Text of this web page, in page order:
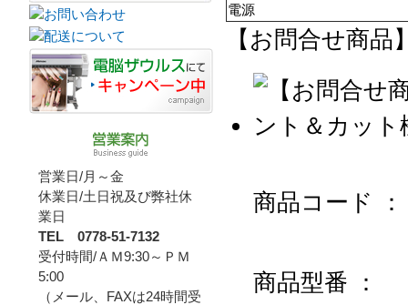
電源
【お問合せ商
商品コード ：
商品型番 ：
営業日/月～金
休業日/土日祝及び弊社休
業日
TEL 0778-51-7132
受付時間/ＡＭ9:30～ＰＭ
5:00
（メール、FAXは24時間受